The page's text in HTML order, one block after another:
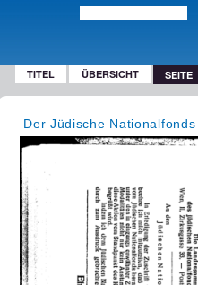
TITEL ÜBERSICHT SEITE
Der Jüdische Nationalfonds